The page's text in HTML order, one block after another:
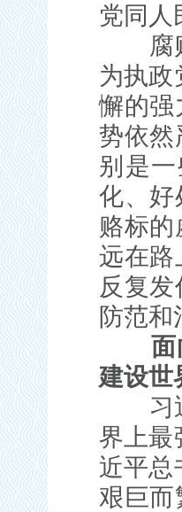
党同人
腐败
为执政
懈的强
势依然
别是
化、好
赂标
远在路
反复
防范和
面向
建设世
习近
界上最
近平总
艰巨而